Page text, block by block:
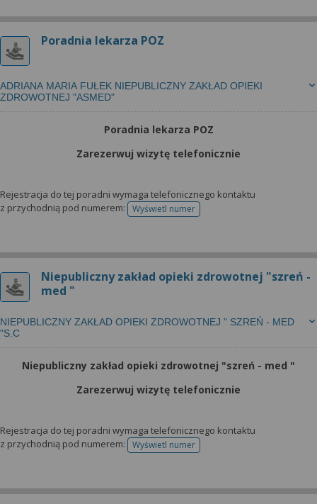
Poradnia lekarza POZ
ADRIANA MARIA FUŁEK NIEPUBLICZNY ZAKŁAD OPIEKI
ZDROWOTNEJ "ASMED"
Poradnia lekarza POZ
Zarezerwuj wizytę telefonicznie
Rejestracja do tej poradni wymaga telefonicznego kontaktu
z przychodnią pod numerem:
Wyświetl numertelefonu do rejestracji
Niepubliczny zakład opieki zdrowotnej "szreń -
med "
NIEPUBLICZNY ZAKŁAD OPIEKI ZDROWOTNEJ " SZREŃ - MED
"S.C
Niepubliczny zakład opieki zdrowotnej "szreń - med "
Zarezerwuj wizytę telefonicznie
Rejestracja do tej poradni wymaga telefonicznego kontaktu
z przychodnią pod numerem:
Wyświetl numertelefonu do rejestracji